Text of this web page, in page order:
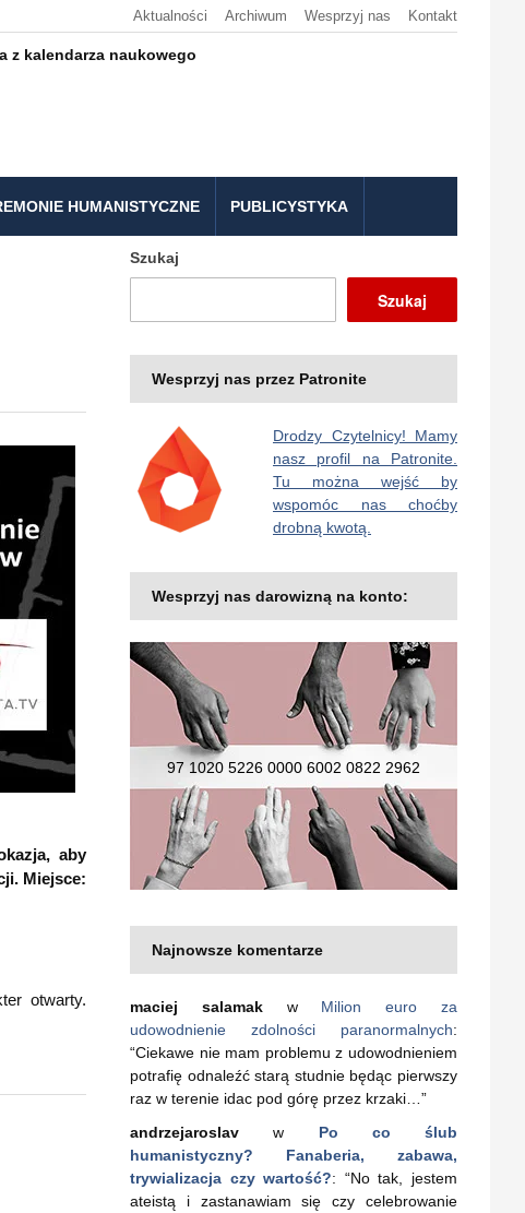
Aktualności Archiwum Wesprzyj nas Kontakt
z kalendarza naukowego
HUMANISTYCZNE PUBLICYSTYKA
aby
Miejsce:
otwarty.
Szukaj
Szukaj
Wesprzyj nas przez Patronite
Drodzy Czytelnicy! Mamy
nasz profil na Patronite.
Tu można wejść by
wspomóc nas choćby
drobną kwotą.
Wesprzyj nas darowizną na konto:
97 1020 5226 0000 6002 0822 2962
Najnowsze komentarze
maciej salamakw Milion euro za
udowodnienie zdolności paranormalnych:
“Ciekawe nie mam problemu z udowodnieniem
potrafię odnaleźć starą studnie będąc pierwszy
raz w terenie idac pod górę przez krzaki… ”
andrzejaroslav w Po co ślub
humanistyczny? Fanaberia, zabawa,
trywializacja czy wartość?: “No tak, jestem
ateistą i zastanawiam się czy celebrowanie